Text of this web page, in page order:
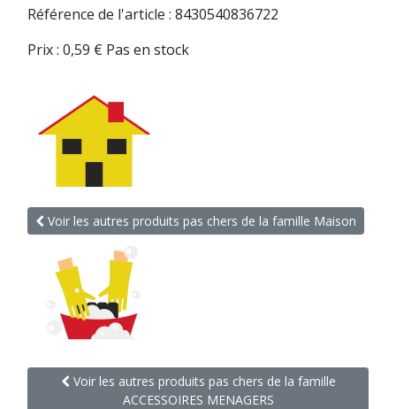
Référence de l'article : 8430540836722
Prix : 0,59 € Pas en stock
Voir les autres produits pas chers de la famille Maison
Voir les autres produits pas chers de la famille
ACCESSOIRES MENAGERS